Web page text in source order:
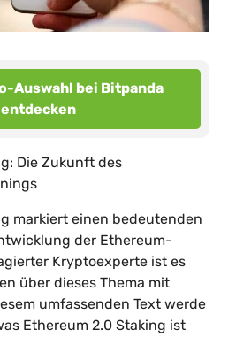
Auswahl bei Bitpanda
entdecken
Die Zukunft des
markiert einen bedeutenden
der Ethereum-
Kryptoexperte ist es
über dieses Thema mit
umfassenden Text werde
Ethereum 2.0 Staking ist